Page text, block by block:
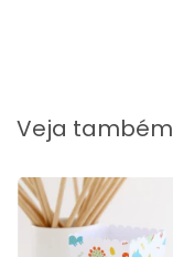
Veja também